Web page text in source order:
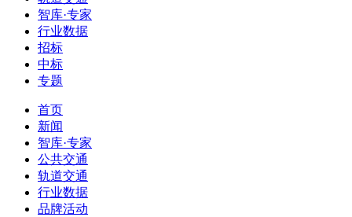
智库·专家
行业数据
招标
中标
专题
首页
新闻
智库·专家
公共交通
轨道交通
行业数据
品牌活动